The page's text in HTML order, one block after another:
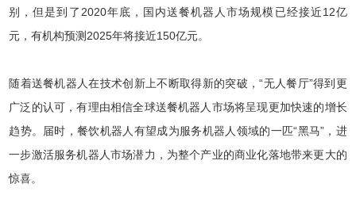
别，但是到了2020年底，国内送餐机器人市场规模已经接近12亿
元，有机构预测2025年将接近150亿元。
随着送餐机器人在技术创新上不断取得新的突破，“无人餐厅”得到更
广泛的认可，有理由相信全球送餐机器人市场将呈现更加快速的增长
趋势。届时，餐饮机器人有望成为服务机器人领域的一匹“黑马”，进
一步激活服务机器人市场潜力，为整个产业的商业化落地带来更大的
惊喜。